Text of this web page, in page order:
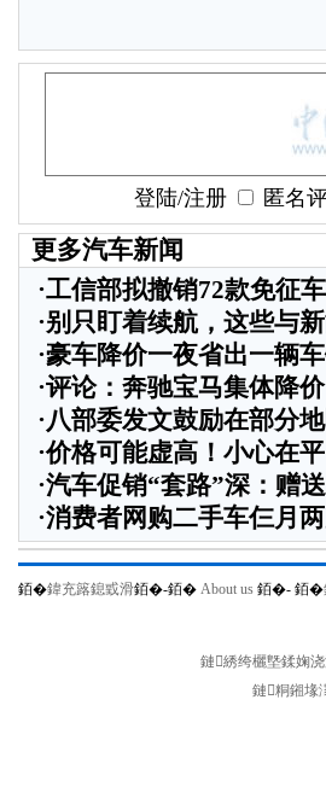
登陆/注册 匿名
更多汽车新闻
·工信部拟撤销72款免征
·别只盯着续航，这些与
·豪车降价一夜省出一辆
·评论：奔驰宝马集体降
·八部委发文鼓励在部分
·价格可能虚高！小心在
·汽车促销“套路”深：赠
·消费者网购二手车仨月
銆�鍏充簬鎴戜滑銆�-銆� About us 銆�- 銆�
鏈綉绔欐墍鍒婅
鏈粡鎺堟